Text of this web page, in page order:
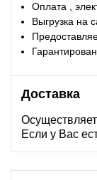
Оплата ,
Выгрузка на
Доставка
Если у Вас